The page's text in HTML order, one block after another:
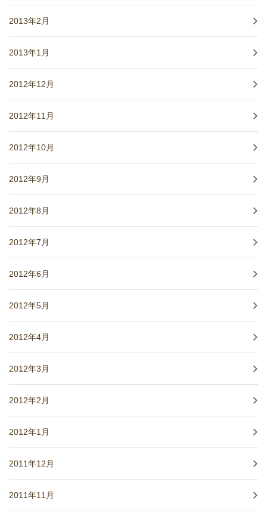
2013年2月
2013年1月
2012年12月
2012年11月
2012年10月
2012年9月
2012年8月
2012年7月
2012年6月
2012年5月
2012年4月
2012年3月
2012年2月
2012年1月
2011年12月
2011年11月